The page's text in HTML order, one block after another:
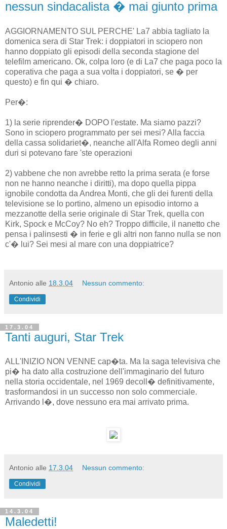
nessun sindacalista � mai giunto prima
AGGIORNAMENTO SUL PERCHE' La7 abbia tagliato la
domenica sera di Star Trek: i doppiatori in sciopero non
hanno doppiato gli episodi della seconda stagione del
telefilm americano. Ok, colpa loro (e di La7 che paga poco la
coperativa che paga a sua volta i doppiatori, se � per
questo) e fin qui � chiaro.
Per�:
1) la serie riprender� DOPO l'estate. Ma siamo pazzi?
Sono in sciopero programmato per sei mesi? Alla faccia
della cassa solidariet�, neanche all'Alfa Romeo degli anni
duri si potevano fare 'ste operazioni
2) vabbene che non avrebbe retto la prima serata (e forse
non ne hanno neanche i diritti), ma dopo quella pippa
ignobile condotta da Andrea Monti, che gli dei furenti della
televisione se lo portino, almeno un episodio intorno a
mezzanotte della serie originale di Star Trek, quella con
Kirk, Spock e McCoy? No eh? Troppo difficile, il nanetto che
pensa i palinsesti � in ferie e gli altri non fanno nulla se non
c'� lui? Sei mesi al mare con una doppiatrice?
Antonio alle 18.3.04 Nessun commento:
Condividi
17.3.04
Tanti auguri, Star Trek
ALL'INIZIO NON VENNE cap�ta. Ma la saga televisiva che
pi� ha dato alla costruzione dell'immaginario del futuro
nella storia occidentale, nel 1969 decoll� definitivamente,
trasformandosi in un successo non solo commerciale.
Arrivando l�, dove nessuno era mai arrivato prima.
Antonio alle 17.3.04 Nessun commento:
Condividi
14.3.04
Maledetti!